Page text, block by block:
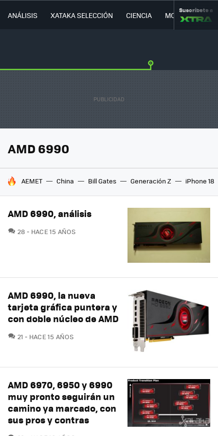
ANÁLISIS XATAKA SELECCIÓN CIENCIA MOVILIDAD
Suscríbete a
AMD 6990
HOY SE HABLA DE
AEMET China Bill Gates Generación Z iPhone 18
AMD 6990, análisis
28 COMENTARIOS
HACE 15 AÑOS
AMD 6990, la nueva
tarjeta gráfica puntera y
con doble núcleo de AMD
21 COMENTARIOS
HACE 15 AÑOS
AMD 6970, 6950 y 6990
muy pronto seguirán un
camino ya marcado, con
sus pros y contras